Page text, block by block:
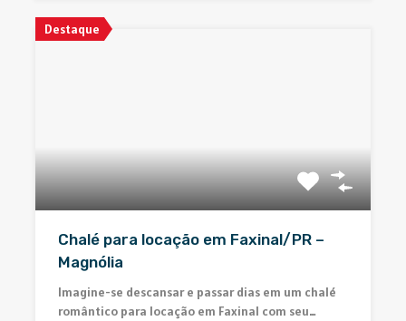
Destaque
Chalé para locação em Faxinal/PR –
Magnólia
Imagine-se descansar e passar dias em um chalé
romântico para locação em Faxinal com seu…